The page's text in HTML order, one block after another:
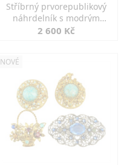
Stříbrný prvorepublikový
náhrdelník s modrým
spinelem
2 600 Kč
NOVÉ